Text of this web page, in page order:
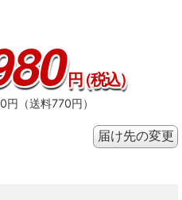
円（税込）
（送料770円）
届け先の変更